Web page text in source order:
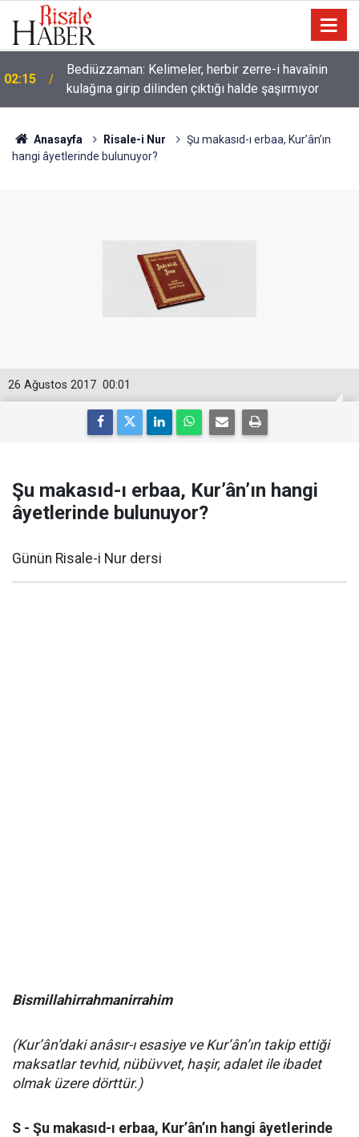
01:45
Müslümanlardan dilinizi çekin, onlardan biri
öldüğünde de
Anasayfa Risale-i Nur
Şu makasıd-ı erbaa, Kur’ân’ın
hangi âyetlerinde bulunuyor?
00:01
26 Ağustos 2017
Şu makasıd-ı erbaa, Kur’ân’ın hangi
âyetlerinde bulunuyor?
Günün Risale-i Nur dersi
Bismillahirrahmanirrahim
(Kur’ân’daki anâsır-ı esasiye ve Kur’ân’ın takip ettiği
maksatlar tevhid, nübüvvet, haşir, adalet ile ibadet
olmak üzere dörttür.)
S - Şu makasıd-ı erbaa, Kur’ân’ın hangi âyetlerinde